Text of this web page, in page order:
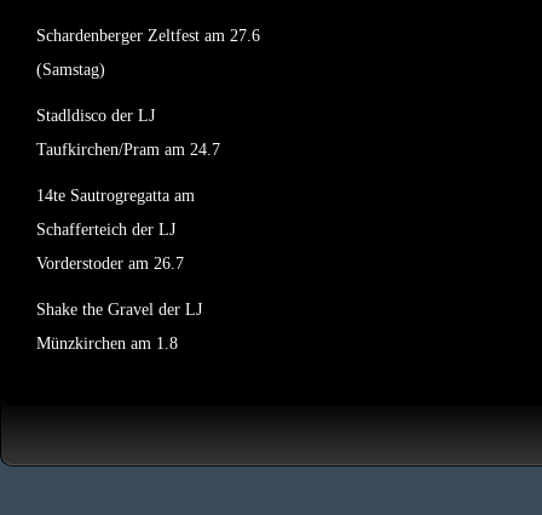
Schardenberger Zeltfest am 27.6
(Samstag)
Stadldisco der LJ
Taufkirchen/Pram am 24.7
14te Sautrogregatta am
Schafferteich der LJ
Vorderstoder am 26.7
Shake the Gravel der LJ
Münzkirchen am 1.8